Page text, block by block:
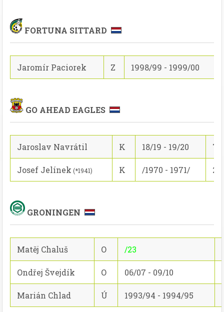
FORTUNA SITTARD
Jaromír Paciorek Z 1998/99 - 1999/00
GO AHEAD EAGLES
Jaroslav Navrátil K 18/19 - 19/20
Josef Jelínek (*1941) K /1970 - 1971/
GRONINGEN
Matěj Chaluš O /23
Ondřej Švejdík O 06/07 - 09/10
Marián Chlad Ú 1993/94 - 1994/95